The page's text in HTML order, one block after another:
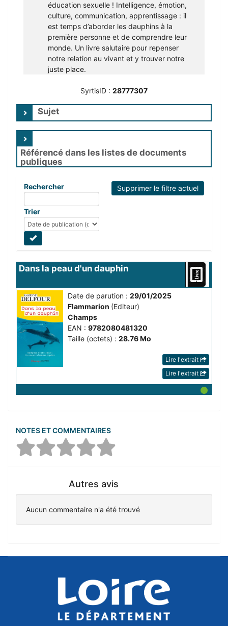
éducation sexuelle ! Intelligence, émotion,
culture, communication, apprentissage : il
est temps d’aborder les dauphins à la
première personne et de comprendre leur
monde. Un livre salutaire pour repenser
notre relation au vivant et y trouver notre
juste place.
SyrtisID : 28777307
Sujet
Référencé dans les listes de documents
publiques
Supprimer le filtre actuel
Rechercher
Trier
Dans la peau d'un dauphin
Date de parution : 29/01/2025
Flammarion (Editeur)
Champs
EAN : 9782080481320
Taille (octets) : 28.76 Mo
Lire l'extrait
Lire l'extrait
NOTES ET COMMENTAIRES
Autres avis
Aucun commentaire n'a été trouvé